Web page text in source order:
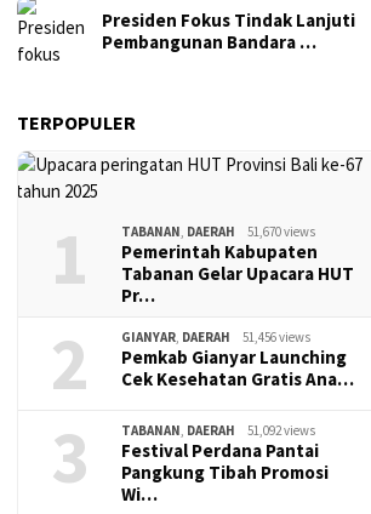
Presiden Fokus Tindak Lanjuti
Pembangunan Bandara …
TERPOPULER
1 TABANAN DAERAH 51,670 views
Pemerintah Kabupaten
Tabanan Gelar Upacara HUT
Pr…
2 GIANYAR DAERAH 51,456 views
Pemkab Gianyar Launching
Cek Kesehatan Gratis Ana…
3 TABANAN DAERAH 51,092 views
Festival Perdana Pantai
Pangkung Tibah Promosi
Wi…